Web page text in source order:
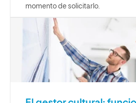
momento de solicitarlo.